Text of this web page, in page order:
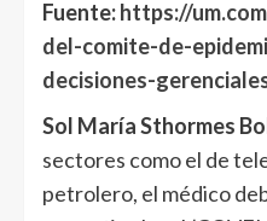
Fuente:https://
del-comite-de-
decisiones-
Sol María Sthormes
sectores como el de
petrolero, el médico